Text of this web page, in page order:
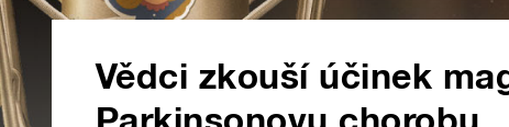
Vědci zkouší účinek